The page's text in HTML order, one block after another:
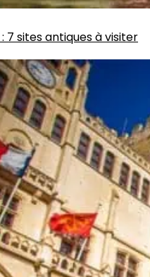
: 7 sites antiques à visiter